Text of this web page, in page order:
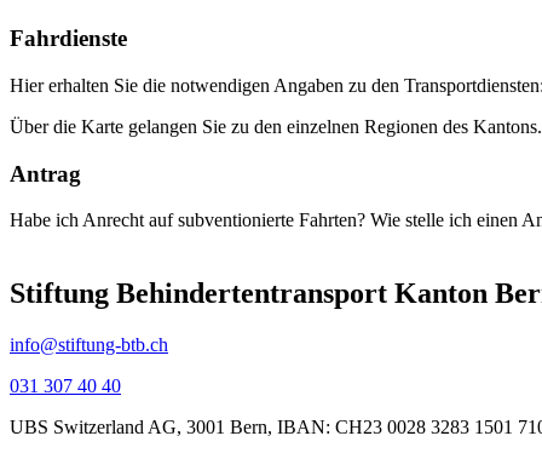
Fahrdienste
Hier erhalten Sie die notwendigen Angaben zu den
Über die Karte gelangen Sie zu den einzelnen Regionen des Kantons.
Antrag
Habe ich Anrecht auf subventionierte Fahrten? Wie stelle ich einen
Stiftung Behindertentransport Kanton
info@stiftung-btb.ch
031 307 40 40
UBS Switzerland AG, 3001 Bern, IBAN: CH23 0028 3283 1501